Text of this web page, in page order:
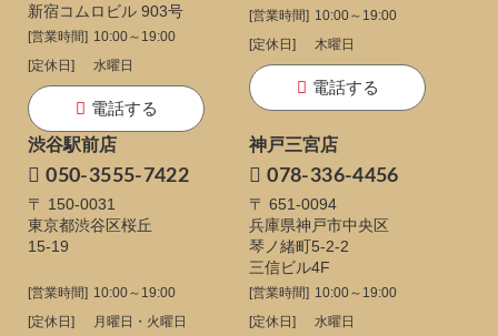
新宿コムロビル 903号
[営業時間] 10:00～19:00
[定休日]
水曜日
電話する
[営業時間] 10:00～19:00
[定休日]
木曜日
電話する
渋谷駅前店
050-3555-7422
〒 150-0031
東京都渋谷区桜丘
15-19
[営業時間] 10:00～19:00
[定休日]
月曜日・火曜日
神戸三宮店
078-336-4456
〒 651-0094
兵庫県神戸市中央区
琴ノ緒町5-2-2
三信ビル4F
[営業時間] 10:00～19:00
[定休日]
水曜日